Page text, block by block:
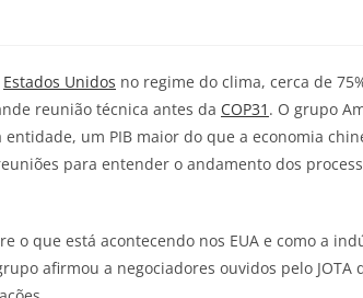
Estados Unidos no regime do clima, cerca de
reunião técnica antes da COP31 . O grupo
um PIB maior do que a economia
para entender o andamento dos
o que está acontecendo nos EUA e como a
afirmou a negociadores ouvidos pelo JOTA